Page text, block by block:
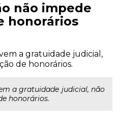
não impede
honorários
a gratuidade judicial,
de honorários.
a gratuidade judicial, não
honorários.